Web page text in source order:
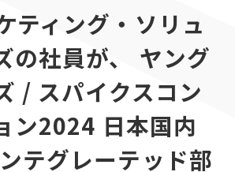
ョン領域
ジメント
イン
エイティビティ
ション
リース
ティング・ソリュ
の社員が、 ヤング
/ スパイクスコン
ン2024 日本国内
テグレーテッド部